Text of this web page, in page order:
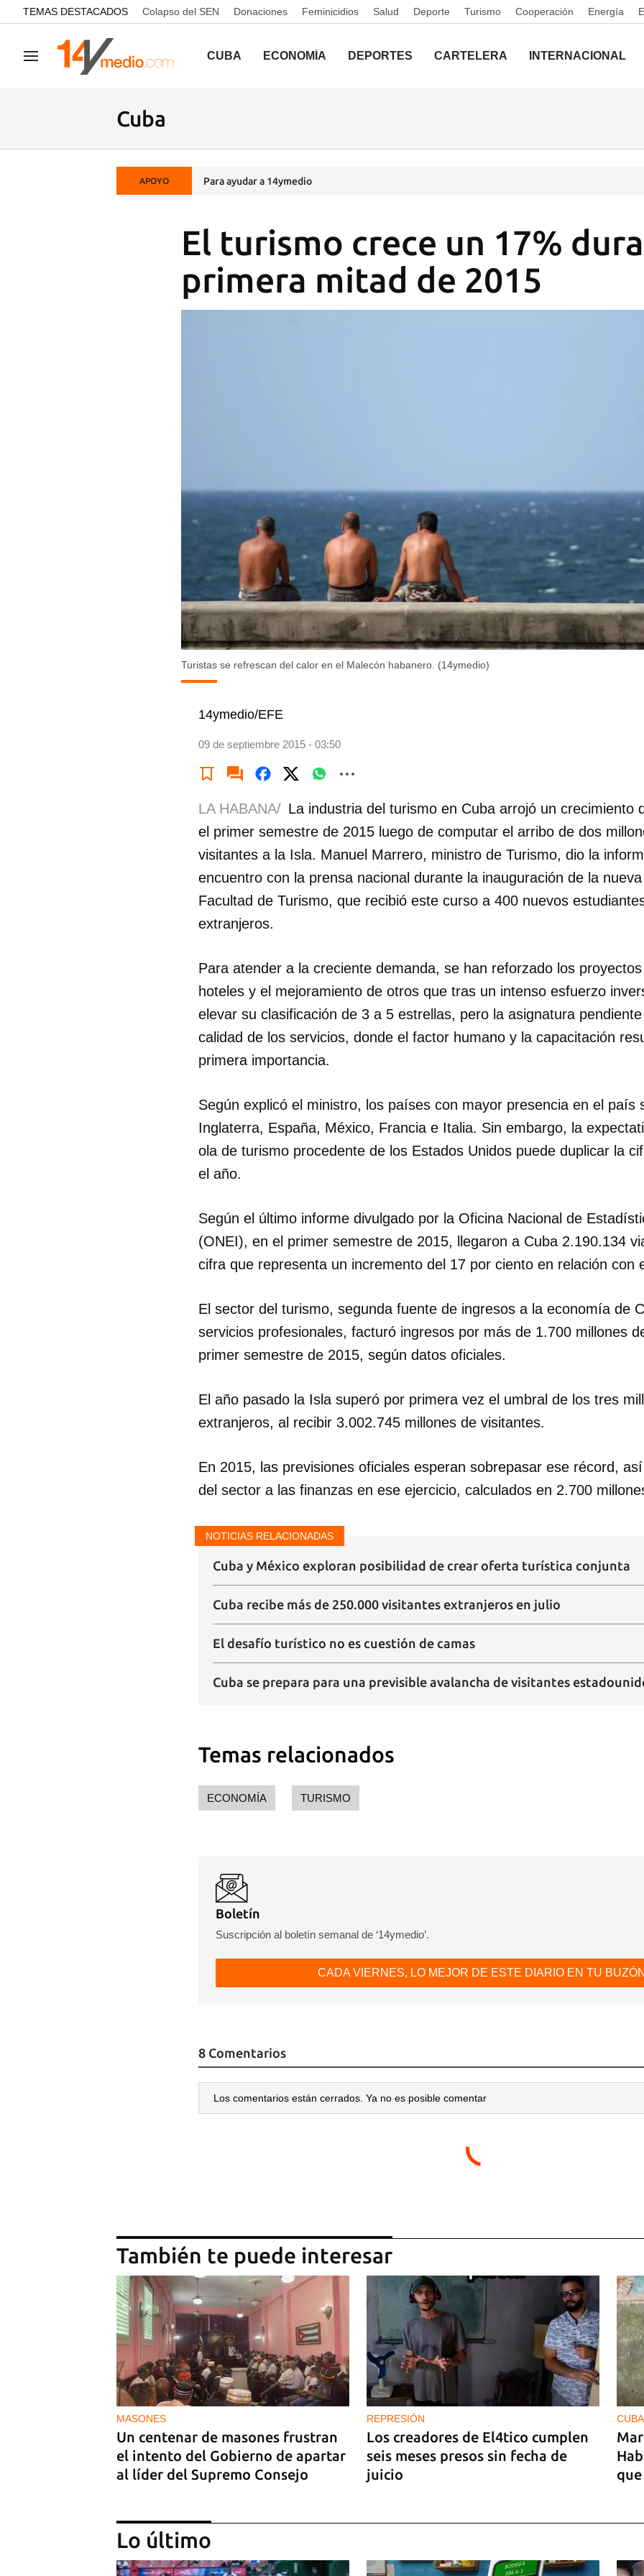
common.go-to-content
TEMAS DESTACADOS Colapso del SEN Donaciones Feminicidios Salud Deporte Turismo Cooperación Energía
Navegación CUBA ECONOMÍA DEPORTES CARTELERA INTERNACIONAL
Cuba
APOYO Para ayudar a 14ymedio
El turismo crece un 17%
primera mitad de 2015
Turistas se refrescan del calor en el Malecón habanero. (14ymedio)
14ymedio/EFE
09 de septiembre 2015 - 03:50
Guardar como favorito
cuenta de 14ymedio.
INICIAR SESIÓN
LA HABANA/ La industria del turismo en Cuba arrojó un crecimiento
el primer semestre de 2015 luego de computar el arribo de dos
visitantes a la Isla. Manuel Marrero, ministro de Turismo, dio la
encuentro con la prensa nacional durante la inauguración de la
Facultad de Turismo, que recibió este curso a 400 nuevos
extranjeros.
Para atender a la creciente demanda, se han reforzado los
hoteles y el mejoramiento de otros que tras un intenso esfuerzo
elevar su clasificación de 3 a 5 estrellas, pero la asignatura
calidad de los servicios, donde el factor humano y la capacitación
primera importancia.
Según explicó el ministro, los países con mayor presencia en el país
Inglaterra, España, México, Francia e Italia. Sin embargo, la
ola de turismo procedente de los Estados Unidos puede duplicar la
el año.
Según el último informe divulgado por la Oficina Nacional de
(ONEI), en el primer semestre de 2015, llegaron a Cuba 2.190.134
cifra que representa un incremento del 17 por ciento en relación con
El sector del turismo, segunda fuente de ingresos a la economía de
servicios profesionales, facturó ingresos por más de 1.700 millones
primer semestre de 2015, según datos oficiales.
El año pasado la Isla superó por primera vez el umbral de los tres
extranjeros, al recibir 3.002.745 millones de visitantes.
En 2015, las previsiones oficiales esperan sobrepasar ese récord,
del sector a las finanzas en ese ejercicio, calculados en 2.700
NOTICIAS RELACIONADAS
Cuba y México exploran posibilidad de crear oferta turística conjunta
Cuba recibe más de 250.000 visitantes extranjeros en julio
El desafío turístico no es cuestión de camas
Cuba se prepara para una previsible avalancha de visitantes
Temas relacionados
ECONOMÍA TURISMO
Boletín
Suscripción al boletín semanal de ‘14ymedio’.
CADA VIERNES, LO MEJOR DE ESTE DIARIO EN TU
8 Comentarios
Los comentarios están cerrados. Ya no es posible comentar
También te puede interesar
MASONES
Un centenar de masones frustran
el intento del Gobierno de apartar
al líder del Supremo Consejo
REPRESIÓN
Los creadores de El4tico cumplen
seis meses presos sin fecha de
juicio
Lo último